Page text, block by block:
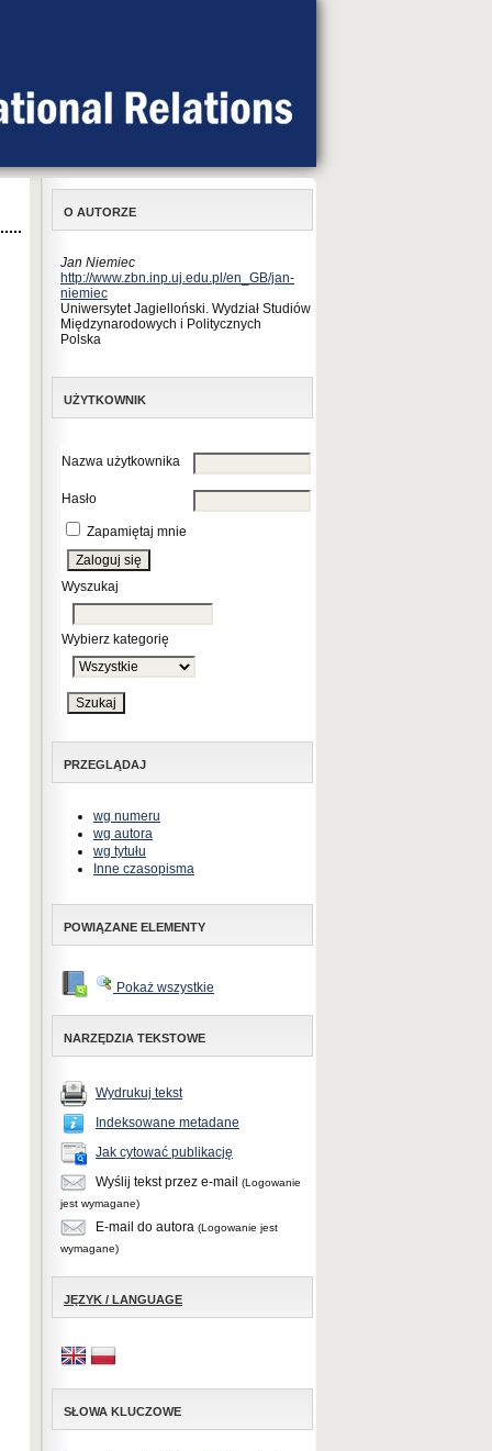
O AUTORZE
Jan Niemiec
http://www.zbn.inp.uj.edu.pl/en_GB/jan-
niemiec
Uniwersytet Jagielloński. Wydział Studiów
Międzynarodowych i Politycznych
Polska
UŻYTKOWNIK
Nazwa użytkownika
Hasło
Zapamiętaj mnie
Wyszukaj
Wybierz kategorię
PRZEGLĄDAJ
wg numeru
wg autora
wg tytułu
Inne czasopisma
POWIĄZANE ELEMENTY
Pokaż wszystkie
NARZĘDZIA TEKSTOWE
Wydrukuj tekst
Indeksowane metadane
Jak cytować publikację
Wyślij tekst przez e-mail
(Logowanie
jest wymagane)
E-mail do autora (Logowanie jest
wymagane)
JĘZYK / LANGUAGE
SŁOWA KLUCZOWE